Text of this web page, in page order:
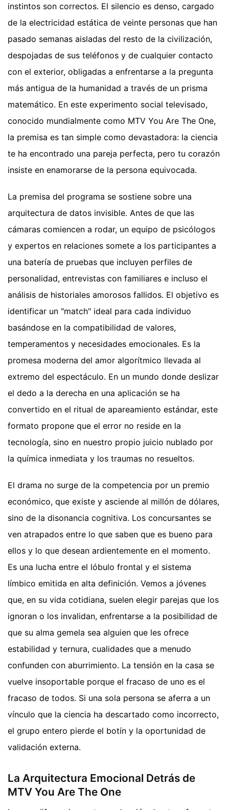
instintos son correctos. El silencio es denso, cargado
de la electricidad estática de veinte personas que han
pasado semanas aisladas del resto de la civilización,
despojadas de sus teléfonos y de cualquier contacto
con el exterior, obligadas a enfrentarse a la pregunta
más antigua de la humanidad a través de un prisma
matemático. En este experimento social televisado,
conocido mundialmente como MTV You Are The One,
la premisa es tan simple como devastadora: la ciencia
te ha encontrado una pareja perfecta, pero tu corazón
insiste en enamorarse de la persona equivocada.
La premisa del programa se sostiene sobre una
arquitectura de datos invisible. Antes de que las
cámaras comiencen a rodar, un equipo de psicólogos
y expertos en relaciones somete a los participantes a
una batería de pruebas que incluyen perfiles de
personalidad, entrevistas con familiares e incluso el
análisis de historiales amorosos fallidos. El objetivo es
identificar un "match" ideal para cada individuo
basándose en la compatibilidad de valores,
temperamentos y necesidades emocionales. Es la
promesa moderna del amor algorítmico llevada al
extremo del espectáculo. En un mundo donde deslizar
el dedo a la derecha en una aplicación se ha
convertido en el ritual de apareamiento estándar, este
formato propone que el error no reside en la
tecnología, sino en nuestro propio juicio nublado por
la química inmediata y los traumas no resueltos.
El drama no surge de la competencia por un premio
económico, que existe y asciende al millón de dólares,
sino de la disonancia cognitiva. Los concursantes se
ven atrapados entre lo que saben que es bueno para
ellos y lo que desean ardientemente en el momento.
Es una lucha entre el lóbulo frontal y el sistema
límbico emitida en alta definición. Vemos a jóvenes
que, en su vida cotidiana, suelen elegir parejas que los
ignoran o los invalidan, enfrentarse a la posibilidad de
que su alma gemela sea alguien que les ofrece
estabilidad y ternura, cualidades que a menudo
confunden con aburrimiento. La tensión en la casa se
vuelve insoportable porque el fracaso de uno es el
fracaso de todos. Si una sola persona se aferra a un
vínculo que la ciencia ha descartado como incorrecto,
el grupo entero pierde el botín y la oportunidad de
validación externa.
La Arquitectura Emocional Detrás de
MTV You Are The One